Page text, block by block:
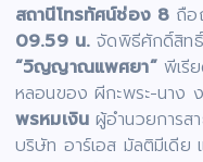
สถานีโทรทัศน์ช่อง 8 ถื
09.59 น.จัดพิธีศักดิ์สิทธิ์
“วิญญาณแพศยา” พีเรี
หลอนของ ผีกะพระ-นาง
พรหมเงิน ผู้อำนวยการส
บริษัท อาร์เอส มัลติมีเดีย